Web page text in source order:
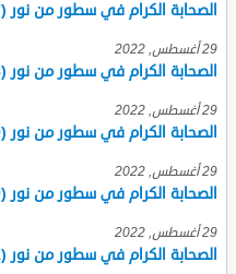
الصحابة الكرام في سطور من نور (7)
29 أغسطس, 2022
الصحابة الكرام في سطور من نور (8)
29 أغسطس, 2022
الصحابة الكرام في سطور من نور (9)
29 أغسطس, 2022
الصحابة الكرام في سطور من نور (10)
29 أغسطس, 2022
الصحابة الكرام في سطور من نور (11)